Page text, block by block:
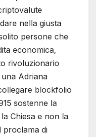
nella giusta
persone che
economica,
rivoluzionario
Adriana
blockfolio
sostenne la
Chiesa e non la
proclama di